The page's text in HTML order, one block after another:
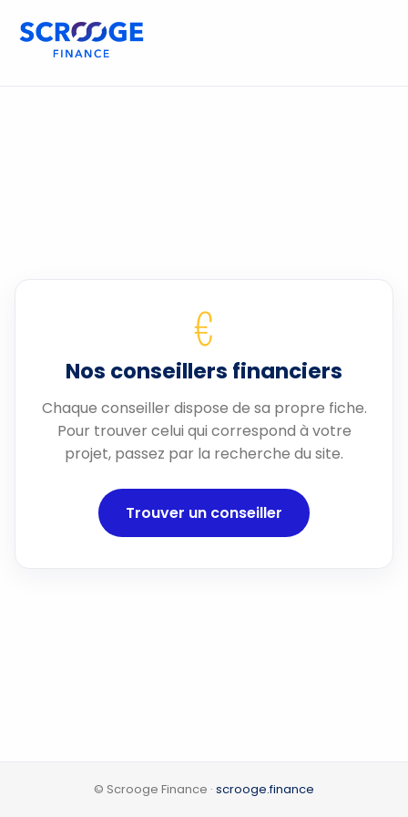
€
Nos conseillers financiers
Chaque conseiller dispose de sa propre fiche.
Pour trouver celui qui correspond à votre
projet, passez par la recherche du site.
Trouver un conseiller
© Scrooge Finance · scrooge.finance